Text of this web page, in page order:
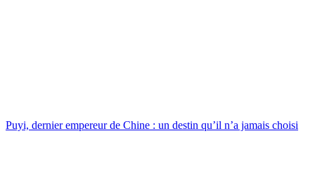
Puyi, dernier empereur de Chine : un destin qu’il n’a jamais choisi